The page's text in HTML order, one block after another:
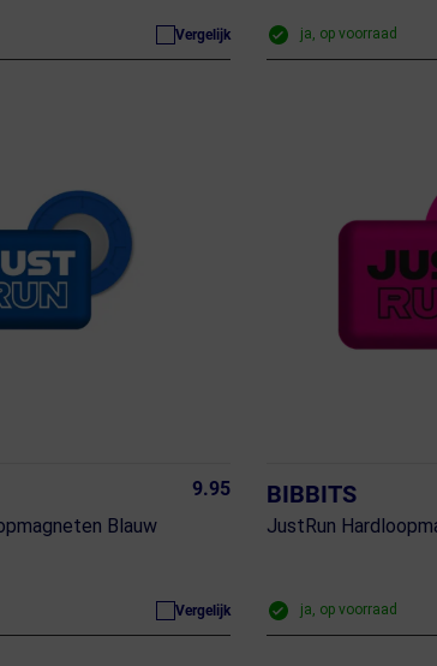
Vergelijk ja, op voorraad
Blauw
9.95
Vergelijk
BIBBITS
JustRun
ja, op voorraad